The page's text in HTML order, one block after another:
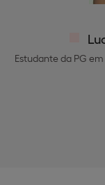
Estudante da PG